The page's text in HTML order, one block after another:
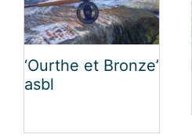
‘Ourthe et Bronze’
asbl